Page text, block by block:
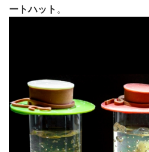
ートハット 。